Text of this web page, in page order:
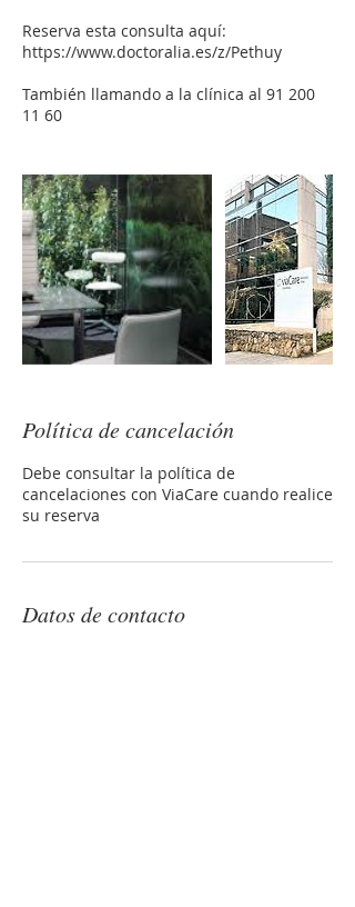
Reserva esta consulta aquí:
https://www.doctoralia.es/z/Pethuy
También llamando a la clínica al 91 200
11 60
Política de cancelación
Debe consultar la política de
cancelaciones con ViaCare cuando realice
su reserva
Datos de contacto